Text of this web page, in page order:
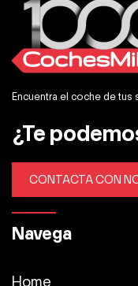
Encuentra el coche de
¿Te
CONTACTA CON
Navega
Home